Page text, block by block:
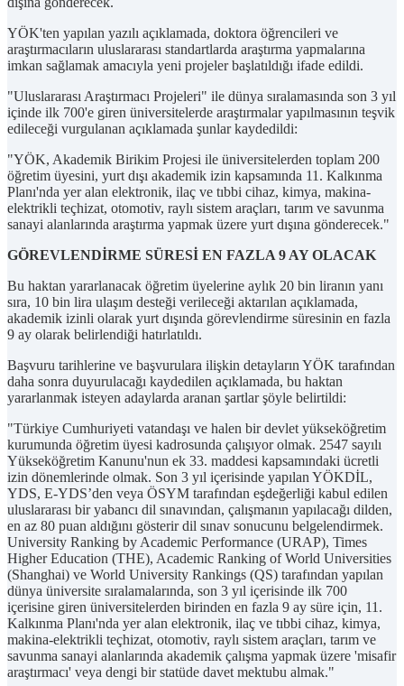
YÖK'ten yapılan yazılı açıklamada, doktora öğrencileri ve
araştırmacıların uluslararası standartlarda araştırma yapmalarına
imkan sağlamak amacıyla yeni projeler başlatıldığı ifade edildi.
"Uluslararası Araştırmacı Projeleri" ile dünya sıralamasında son 3 yıl
içinde ilk 700'e giren üniversitelerde araştırmalar yapılmasının teşvik
edileceği vurgulanan açıklamada şunlar kaydedildi:
"YÖK, Akademik Birikim Projesi ile üniversitelerden toplam 200
öğretim üyesini, yurt dışı akademik izin kapsamında 11. Kalkınma
Planı'nda yer alan elektronik, ilaç ve tıbbi cihaz, kimya, makina-
elektrikli teçhizat, otomotiv, raylı sistem araçları, tarım ve savunma
sanayi alanlarında araştırma yapmak üzere yurt dışına gönderecek."
GÖREVLENDİRME SÜRESİ EN FAZLA 9 AY OLACAK
Bu haktan yararlanacak öğretim üyelerine aylık 20 bin liranın yanı
sıra, 10 bin lira ulaşım desteği verileceği aktarılan açıklamada,
akademik izinli olarak yurt dışında görevlendirme süresinin en fazla
9 ay olarak belirlendiği hatırlatıldı.
Başvuru tarihlerine ve başvurulara ilişkin detayların YÖK tarafından
daha sonra duyurulacağı kaydedilen açıklamada, bu haktan
yararlanmak isteyen adaylarda aranan şartlar şöyle belirtildi:
"Türkiye Cumhuriyeti vatandaşı ve halen bir devlet yükseköğretim
kurumunda öğretim üyesi kadrosunda çalışıyor olmak. 2547 sayılı
Yükseköğretim Kanunu'nun ek 33. maddesi kapsamındaki ücretli
izin dönemlerinde olmak. Son 3 yıl içerisinde yapılan YÖKDİL,
YDS, E-YDS’den veya ÖSYM tarafından eşdeğerliği kabul edilen
uluslararası bir yabancı dil sınavından, çalışmanın yapılacağı dilden,
en az 80 puan aldığını gösterir dil sınav sonucunu belgelendirmek.
University Ranking by Academic Performance (URAP), Times
Higher Education (THE), Academic Ranking of World Universities
(Shanghai) ve World University Rankings (QS) tarafından yapılan
dünya üniversite sıralamalarında, son 3 yıl içerisinde ilk 700
içerisine giren üniversitelerden birinden en fazla 9 ay süre için, 11.
Kalkınma Planı'nda yer alan elektronik, ilaç ve tıbbi cihaz, kimya,
makina-elektrikli teçhizat, otomotiv, raylı sistem araçları, tarım ve
savunma sanayi alanlarında akademik çalışma yapmak üzere 'misafir
araştırmacı' veya dengi bir statüde davet mektubu almak."